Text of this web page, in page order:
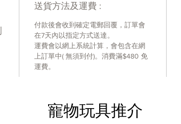
送貨方法及運費 :
付款後會收到確定電郵回覆，訂單會
在7天內以指定方式送達。
運費會以網上系統計算，會包含在網
上訂單中( 無須到付)。消費滿$480 免
運費。
寵物玩具推介